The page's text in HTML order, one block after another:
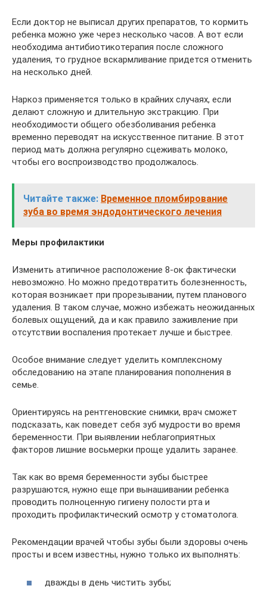
Если доктор не выписал других препаратов, то кормить
ребенка можно уже через несколько часов. А вот если
необходима антибиотикотерапия после сложного
удаления, то грудное вскармливание придется отменить
на несколько дней.
Наркоз применяется только в крайних случаях, если
делают сложную и длительную экстракцию. При
необходимости общего обезболивания ребенка
временно переводят на искусственное питание. В этот
период мать должна регулярно сцеживать молоко,
чтобы его воспроизводство продолжалось.
Читайте также: Временное пломбирование
зуба во время эндодонтического лечения
Меры профилактики
Изменить атипичное расположение 8-ок фактически
невозможно. Но можно предотвратить болезненность,
которая возникает при прорезывании, путем планового
удаления. В таком случае, можно избежать неожиданных
болевых ощущений, да и как правило заживление при
отсутствии воспаления протекает лучше и быстрее.
Особое внимание следует уделить комплексному
обследованию на этапе планирования пополнения в
семье.
Ориентируясь на рентгеновские снимки, врач сможет
подсказать, как поведет себя зуб мудрости во время
беременности. При выявлении неблагоприятных
факторов лишние восьмерки проще удалить заранее.
Так как во время беременности зубы быстрее
разрушаются, нужно еще при вынашивании ребенка
проводить полноценную гигиену полости рта и
проходить профилактический осмотр у стоматолога.
Рекомендации врачей чтобы зубы были здоровы очень
просты и всем известны, нужно только их выполнять:
дважды в день чистить зубы;